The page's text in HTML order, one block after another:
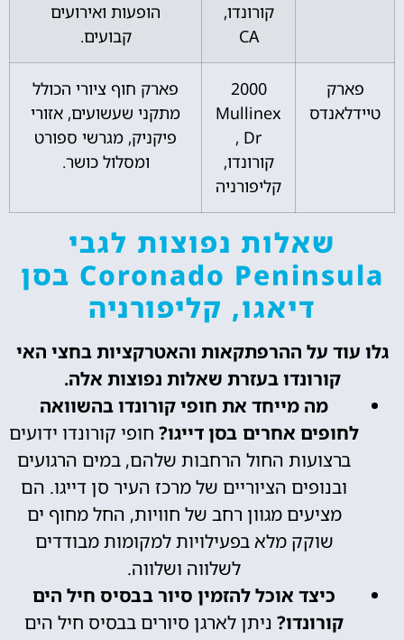
קורונדו,
CA
הופעות ואירועים
קבועים.
פארק
טיידלאנדס
2000
Mullinex
Dr ,
קורונדו,
קליפורניה
פארק חוף ציורי הכולל
מתקני שעשועים, אזורי
פיקניק, מגרשי ספורט
ומסלול כושר.
שאלות נפוצות לגבי
Coronado Peninsula בסן
דיאגו, קליפורניה
גלו עוד על ההרפתקאות והאטרקציות בחצי האי
קורונדו בעזרת שאלות נפוצות אלה.
מה מייחד את חופי קורונדו בהשוואה
לחופים אחרים בסן דייגו? חופי קורונדו ידועים
ברצועות החול הרחבות שלהם, במים הרגועים
ובנופים הציוריים של מרכז העיר סן דייגו. הם
מציעים מגוון רחב של חוויות, החל מחוף ים
שוקק מלא בפעילויות למקומות מבודדים
לשלווה ושלווה.
כיצד אוכל להזמין סיור בבסיס חיל הים
קורונדו? ניתן לארגן סיורים בבסיס חיל הים